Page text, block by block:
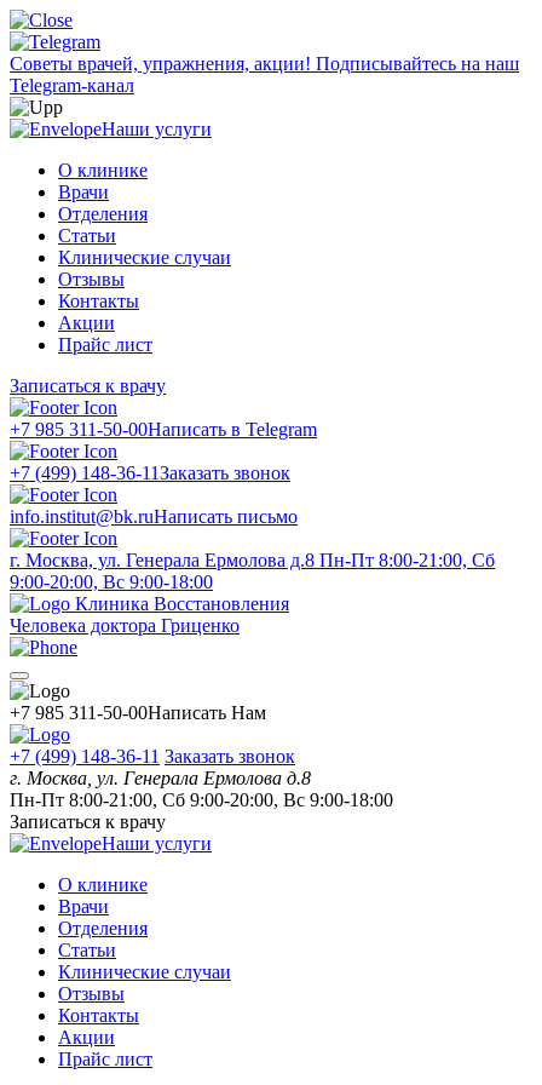
Советы врачей, упражнения, акции! Подписывайтесь на наш
Telegram-канал
Наши услуги
О клинике
Врачи
Отделения
Статьи
Клинические случаи
Отзывы
Контакты
Акции
Прайс лист
Записаться к врачу
+7 985 311-50-00Написать в Telegram
+7 (499) 148-36-11Заказать звонок
info.institut@bk.ruНаписать письмо
г. Москва, ул. Генерала Ермолова д.8 Пн-Пт 8:00-21:00, Сб
9:00-20:00, Вс 9:00-18:00
Клиника Восстановления
Человека доктора Гриценко
+7 985 311-50-00Написать Нам
+7 (499) 148-36-11 Заказать звонок
г. Москва, ул. Генерала Ермолова д.8
Пн-Пт 8:00-21:00, Сб 9:00-20:00, Вс 9:00-18:00
Записаться к врачу
Наши услуги
О клинике
Врачи
Отделения
Статьи
Клинические случаи
Отзывы
Контакты
Акции
Прайс лист